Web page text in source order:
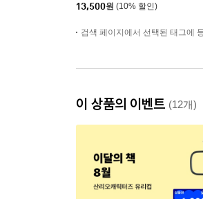
13,500원 (10% 할인)
검색 페이지에서 선택된 태그에
이 상품의 이벤트 (12개)